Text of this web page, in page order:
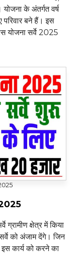
के अंतर्गत वर्ष
बने हैं। इस
योजना सर्वे 2025
2025
ग्रामीण क्षेत्र में किया
को अंजाम देंगे। जिन
कार्य को करने का